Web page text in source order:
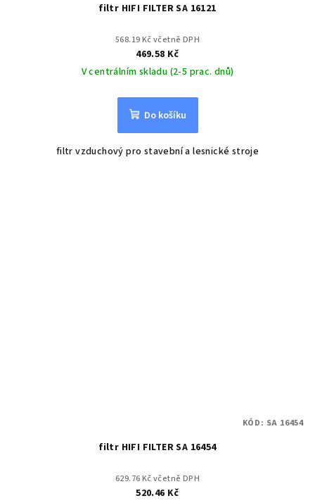
filtr HIFI FILTER SA 16121
568.19 Kč včetně DPH
469.58 Kč
V centrálním skladu (2-5 prac. dnů)
Do košíku
filtr vzduchový pro stavební a lesnické stroje
filtr HIFI FILTER SA 16454
629.76 Kč včetně DPH
520.46 Kč
KÓD: SA 16454